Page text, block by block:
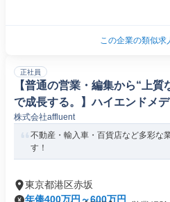
この企業の類似求
正社員
【普通の営業・編集から“上
で成長する。】ハイエンドメ
株式会社affluent
不動産・輸入車・百貨店など多彩な
す！
東京都港区赤坂
年俸400万円～600万円